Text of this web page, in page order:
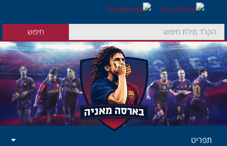
תפריט